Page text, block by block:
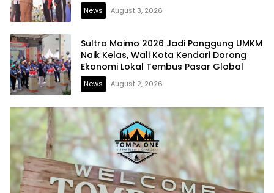
News August 3, 2026
Sultra Maimo 2026 Jadi Panggung UMKM
Naik Kelas, Wali Kota Kendari Dorong
Ekonomi Lokal Tembus Pasar Global
News August 2, 2026